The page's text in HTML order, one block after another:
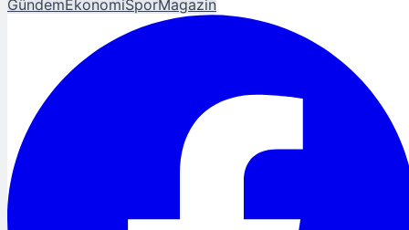
GündemEkonomiSporMagazin